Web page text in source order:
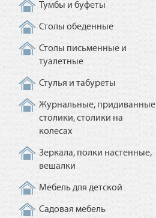
Тумбы и буфеты
Столы обеденные
Столы письменные и
туалетные
Стулья и табуреты
Журнальные, придиванные
столики, столики на
колесах
Зеркала, полки настенные,
вешалки
Мебель для детской
Садовая мебель